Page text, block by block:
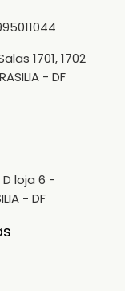
1701, 1702
- DF
D loja 6 -
- DF